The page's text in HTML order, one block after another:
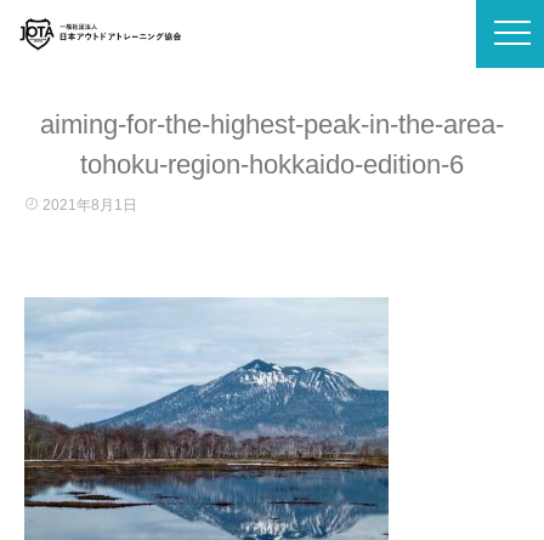
aiming-for-the-highest-peak-in-the-area-
tohoku-region-hokkaido-edition-6
2021年8月1日